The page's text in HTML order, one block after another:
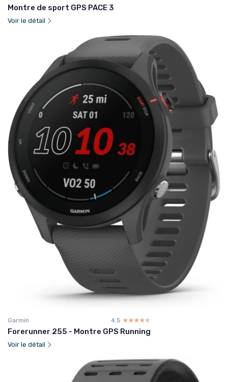
Montre de sport GPS PACE 3
Voir le détail
Garmin 4.5 ☆☆☆☆☆
★★★★★
Forerunner 255 - Montre GPS Running
Voir le détail